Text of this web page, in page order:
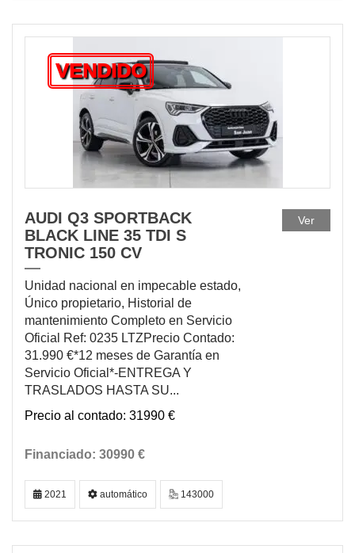
VENDIDO
AUDI Q3 SPORTBACK
BLACK LINE 35 TDI S
TRONIC 150 CV
Unidad nacional en impecable estado,
Único propietario, Historial de
mantenimiento Completo en Servicio
Oficial Ref: 0235 LTZPrecio Contado:
31.990 €*12 meses de Garantía en
Servicio Oficial*-ENTREGA Y
TRASLADOS HASTA SU...
31990 €
30990 €
Ver
2021 automático 143000